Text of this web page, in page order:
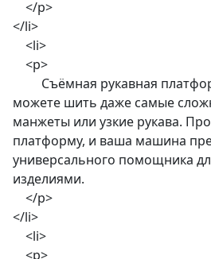
</p>
</li>
<li>
<p>
Съёмная рукавная
можете шить даже самые
манжеты или узкие рукава.
платформу, и ваша машина
универсального помощника
изделиями.
</p>
</li>
<li>
<p>